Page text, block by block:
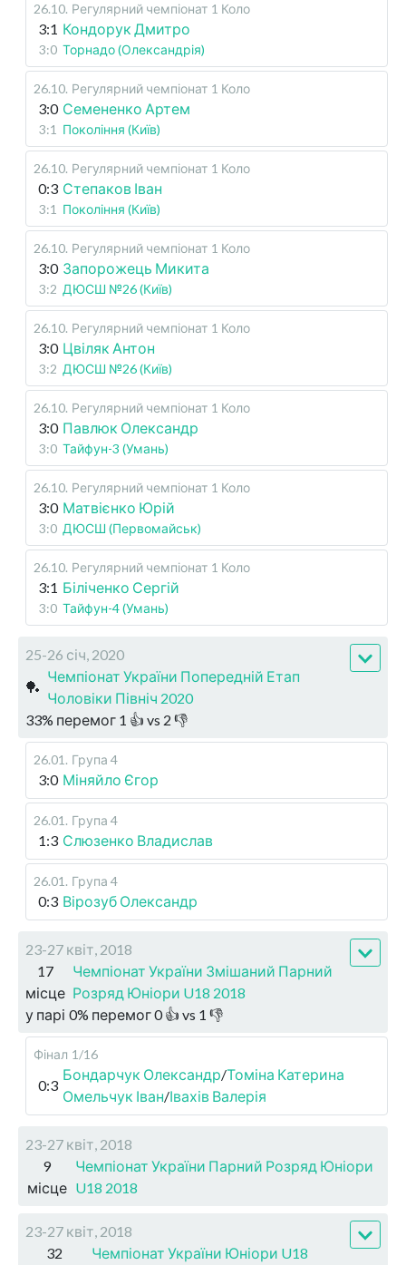
26.10. Регулярний чемпіонат 1 Коло
3:1 Кондорук Дмитро
3:0 Торнадо (Олександрія)
26.10. Регулярний чемпіонат 1 Коло
3:0 Семененко Артем
3:1 Покоління (Київ)
26.10. Регулярний чемпіонат 1 Коло
0:3 Степаков Іван
3:1 Покоління (Київ)
26.10. Регулярний чемпіонат 1 Коло
3:0 Запорожець Микита
3:2 ДЮСШ №26 (Київ)
26.10. Регулярний чемпіонат 1 Коло
3:0 Цвіляк Антон
3:2 ДЮСШ №26 (Київ)
26.10. Регулярний чемпіонат 1 Коло
3:0 Павлюк Олександр
3:0 Тайфун-3 (Умань)
26.10. Регулярний чемпіонат 1 Коло
3:0 Матвієнко Юрій
3:0 ДЮСШ (Первомайськ)
26.10. Регулярний чемпіонат 1 Коло
3:1 Біліченко Сергій
3:0 Тайфун-4 (Умань)
25-26 січ, 2020
🏓
Чемпіонат України Попередній Етап
Чоловіки Північ 2020
33% перемог 1 👍 vs 2 👎
26.01 . Група 4
3:0 Міняйло Єгор
26.01 . Група 4
1:3 Слюзенко Владислав
26.01 . Група 4
0:3 Вірозуб Олександр
23-27 квіт, 2018
17
місце
Чемпіонат України Змішаний Парний
Розряд Юніори U18 2018
у парі 0% перемог0👍 vs 1 👎
Фінал 1/16
0:3
Бондарчук Олександр/Томіна Катерина
Омельчук Іван/Івахів Валерія
23-27 квіт, 2018
9
місце
Чемпіонат України Парний Розряд Юніори
U18 2018
23-27 квіт, 2018
32
Чемпіонат України Юніори U18